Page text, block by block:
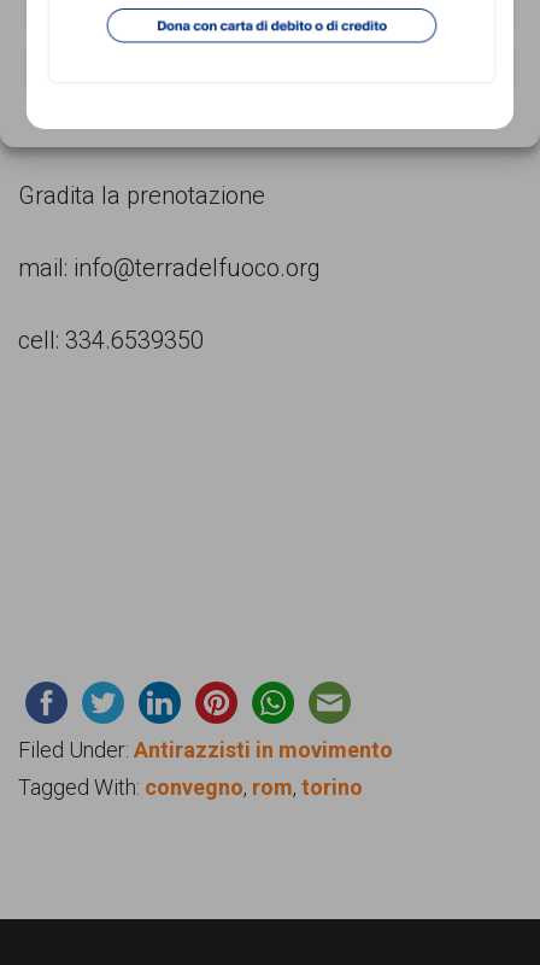
NEGA
Fabbrica delle e, Corso Trapani 91, Torino
Gradita la prenotazione
mail: info@terradelfuoco.org
cell: 334.6539350
Filed Under: Antirazzisti in movimento
Tagged With: convegno, rom, torino